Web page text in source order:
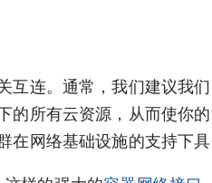
互连。通常，我们建议我
的所有云资源，从而使你
网络基础设施的支持下具